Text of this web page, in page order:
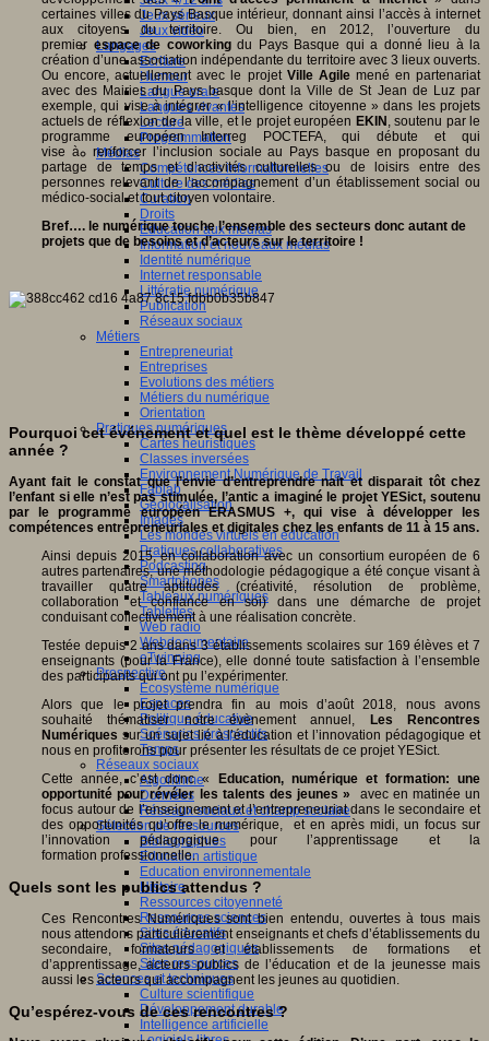
Jeux sérieux
Jeux vidéo
Langages
Ecriture
Humour
Langue orale
Langues vivantes
Lecture
Programmation
Médias
Compétences informationnelles
Culture des médias
Curation
Droits
Education aux médias
Information et nouveaux médias
Identité numérique
Internet responsable
Littératie numérique
Publication
Réseaux sociaux
Métiers
Entrepreneuriat
Entreprises
Evolutions des métiers
Métiers du numérique
Orientation
Pratiques numériques
Cartes heuristiques
Classes inversées
Environnement Numérique de Travail
Fablab
Géolocalisation
Images
Les mondes virtuels en éducation
Pratiques collaboratives
Podcasting
Smartphones
Tableaux numériques
Tablettes
Web radio
Webdocumentaire
eTwinning
Prospective
Ecosystème numérique
Espaces
Politique éducative
Scénarios prospectifs
Temps
Réseaux sociaux
Algorithme
Données
Réseaux sociaux et champ scolaire
Sélection de ressources
Bibliographies
Education artistique
Education environnementale
Histoire
Ressources citoyenneté
Ressources sciences
Sites éducatifs
Sites pédagogiques
Sites ressources
Sciences et techniques
Culture scientifique
Développement durable
Intelligence artificielle
certaines villes du Pays Basque intérieur, donnant ainsi l’accès à internet
aux citoyens du territoire. Ou bien, en 2012, l’ouverture du
premier espace de coworkingdu Pays Basque qui a donné lieu à la
création d’une association indépendante du territoire avec 3 lieux ouverts.
Ou encore, actuellement avec le projet Ville Agile mené en partenariat
avec des Mairies du Pays basque dont la Ville de St Jean de Luz par
exemple, qui vise à intégrer « l’intelligence citoyenne » dans les projets
actuels de réflexion de la ville, et le projet européen EKIN , soutenu par le
programme européen Interreg POCTEFA, qui débute et qui
vise à renforcer l’inclusion sociale au Pays basque en proposant du
partage de temps et d’activités culturelles ou de loisirs entre des
personnes relevant de l’accompagnement d’un établissement social ou
médico-social et tout citoyen volontaire.
Bref…. le numérique touche l’ensemble des secteurs donc autant de
projets que de besoins et d’acteurs sur le territoire !
Pourquoi cet événement et quel est le thème développé cette
année ?
Ayant fait le constat que l’envie d’entreprendre nait et disparait tôt chez
l’enfant si elle n’est pas stimulée, l’antic a imaginé le projet YESict, soutenu
par le programme européen ERASMUS +, qui vise à développer les
compétences entrepreneuriales et digitales chez les enfants de 11 à 15 ans.
Ainsi depuis 2015, en collaboration avec un consortium européen de 6
autres partenaires, une méthodologie pédagogique a été conçue visant à
travailler quatre aptitudes (créativité, résolution de problème,
collaboration et confiance en soi) dans une démarche de projet
conduisant collectivement à une réalisation concrète.
Testée depuis 2 ans dans 3 établissements scolaires sur 169 élèves et 7
enseignants (pour la France), elle donné toute satisfaction à l’ensemble
des participants qui ont pu l’expérimenter.
Alors que le projet prendra fin au mois d’août 2018, nous avons
souhaité thématiser notre évènement annuel,
Les Rencontres
Numériques sur un sujet lié à l’éducation et l’innovation pédagogique et
nous en profiterons pour présenter les résultats de ce projet YESict.
Cette année, c’est donc «
Education, numérique et formation: une
opportunité pour révéler les talents des jeunes »
avec en matinée un
focus autour de l’enseignement et l’entrepreneuriat dans le secondaire et
des opportunités qu’offre le numérique, et en après midi, un focus sur
l’innovation pédagogique pour l’apprentissage et la
formation professionnelle.
Quels sont les publics attendus ?
Ces Rencontres Numériques sont bien entendu, ouvertes à tous mais
nous attendons particulièrement enseignants et chefs d’établissements du
secondaire, formateurs et établissements de formations et
d’apprentissage, acteurs publics de l’éducation et de la jeunesse mais
aussi les acteurs qui accompagnent les jeunes au quotidien.
Qu’espérez-vous de ces rencontres ?